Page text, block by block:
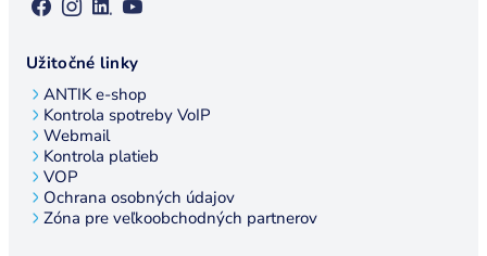
Užitočné linky
ANTIK e-shop
Kontrola spotreby VoIP
Webmail
Kontrola platieb
VOP
Ochrana osobných údajov
Zóna pre veľkoobchodných partnerov